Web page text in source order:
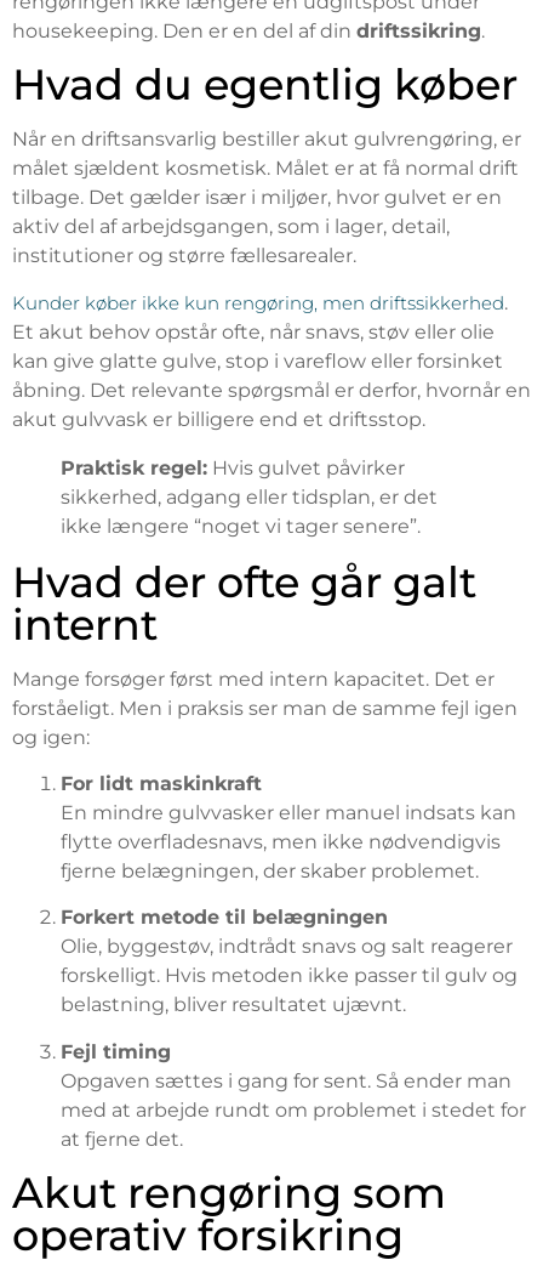
housekeeping. Den er en del af din driftssikring.
Hvad du egentlig køber
Når en driftsansvarlig bestiller akut gulvrengøring, er
målet sjældent kosmetisk. Målet er at få normal drift
tilbage. Det gælder især i miljøer, hvor gulvet er en
aktiv del af arbejdsgangen, som i lager, detail,
institutioner og større fællesarealer.
Kunder køber ikke kun rengøring, men driftssikkerhed.
Et akut behov opstår ofte, når snavs, støv eller olie
kan give glatte gulve, stop i vareflow eller forsinket
åbning. Det relevante spørgsmål er derfor, hvornår en
akut gulvvask er billigere end et driftsstop.
Praktisk regel: Hvis gulvet påvirker
sikkerhed, adgang eller tidsplan, er det
ikke længere “noget vi tager senere”.
Hvad der ofte går galt
internt
Mange forsøger først med intern kapacitet. Det er
forståeligt. Men i praksis ser man de samme fejl igen
og igen:
For lidt maskinkraft
En mindre gulvvasker eller manuel indsats kan
flytte overfladesnavs, men ikke nødvendigvis
fjerne belægningen, der skaber problemet.
Forkert metode til belægningen
Olie, byggestøv, indtrådt snavs og salt reagerer
forskelligt. Hvis metoden ikke passer til gulv og
belastning, bliver resultatet ujævnt.
Fejl timing
Opgaven sættes i gang for sent. Så ender man
med at arbejde rundt om problemet i stedet for
at fjerne det.
Akut rengøring som
operativ forsikring